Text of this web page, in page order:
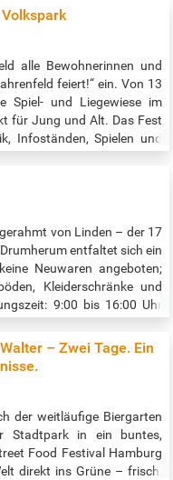
1?
alle Bewohnerinnen und
feiert!“ ein. Von 13
Spiel- und Liegewiese im
für Jung und Alt. Das Fest
Infoständen, Spielen und
mitzubringen
von Linden – der 17
entfaltet sich ein
Neuwaren angeboten;
Kleiderschränke und
9:00 bis 16:00 Uhr
– Zwei Tage. Ein
der weitläufige Biergarten
Stadtpark in ein buntes,
Food Festival Hamburg
direkt ins Grüne – frisch,